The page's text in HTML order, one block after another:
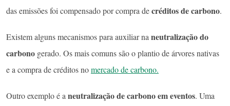
das emissões foi compensado por compra decréditos de carbono.
Existem alguns mecanismos para auxiliar na neutralização do
carbono gerado. Os mais comuns são o plantio de árvores nativas
e a compra de créditos nomercado de carbono.
Outro exemplo é a neutralização de carbonoem eventos. Uma